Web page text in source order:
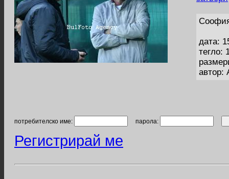
дата:
тегло:
автор:
потребителско име: парола:
Регистрирай ме